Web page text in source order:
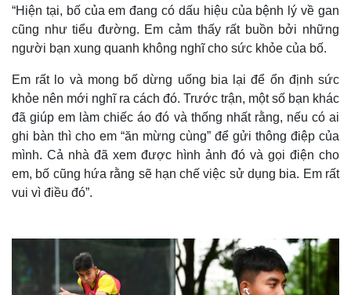
“Hiện tại, bố của em đang có dấu hiệu của bệnh lý về gan
cũng như tiểu đường. Em cảm thấy rất buồn bởi những
người bạn xung quanh không nghĩ cho sức khỏe của bố.
Em rất lo và mong bố dừng uống bia lại để ổn định sức
khỏe nên mới nghĩ ra cách đó. Trước trận, một số bạn khác
đã giúp em làm chiếc áo đó và thống nhất rằng, nếu có ai
ghi bàn thì cho em “ăn mừng cùng” để gửi thông điệp của
mình. Cả nhà đã xem được hình ảnh đó và gọi điện cho
em, bố cũng hứa rằng sẽ hạn chế việc sử dụng bia. Em rất
vui vì điều đó”.